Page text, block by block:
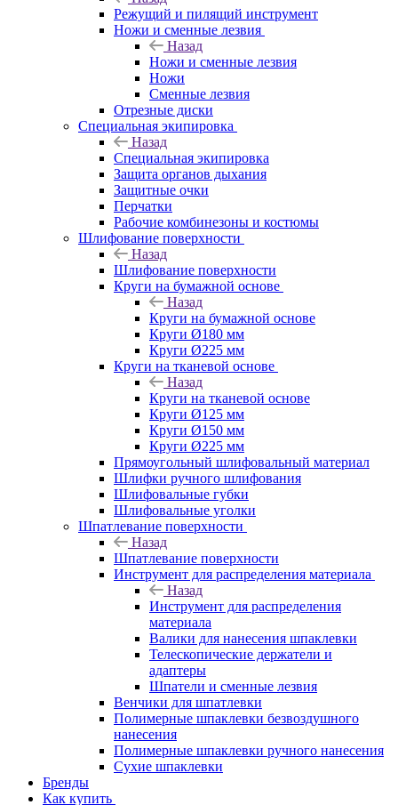
Режущий и пилящий инструмент
Ножи и сменные лезвия
Назад
Ножи и сменные лезвия
Ножи
Сменные лезвия
Отрезные диски
Специальная экипировка
Назад
Специальная экипировка
Защита органов дыхания
Защитные очки
Перчатки
Рабочие комбинезоны и костюмы
Шлифование поверхности
Назад
Шлифование поверхности
Круги на бумажной основе
Назад
Круги на бумажной основе
Круги Ø180 мм
Круги Ø225 мм
Круги на тканевой основе
Назад
Круги на тканевой основе
Круги Ø125 мм
Круги Ø150 мм
Круги Ø225 мм
Прямоугольный шлифовальный материал
Шлифки ручного шлифования
Шлифовальные губки
Шлифовальные уголки
Шпатлевание поверхности
Назад
Шпатлевание поверхности
Инструмент для распределения материала
Назад
Инструмент для распределения
материала
Валики для нанесения шпаклевки
Телескопические держатели и
адаптеры
Шпатели и сменные лезвия
Венчики для шпатлевки
Полимерные шпаклевки безвоздушного
нанесения
Полимерные шпаклевки ручного нанесения
Сухие шпаклевки
Бренды
Как купить